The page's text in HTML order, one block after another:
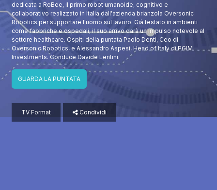
dedicata a RoBee, il primo robot umanoide, cognitivo e
collaborativo realizzato in Italia dall'azienda brianzola Oversonic
Robotics per supportare l'uomo sul lavoro. Già testato in ambienti
come fabbriche e ospedali, il suo arrivo darà un impulso notevole al
settore healthcare. Ospiti della puntata Paolo Denti, Ceo di
Oversonic Robotics, e Alessandro Aspesi, Head of Italy di PGIM
Investments. Conduce Davide Lentini.
GUARDA LA PUNTATA
TV Format Condividi